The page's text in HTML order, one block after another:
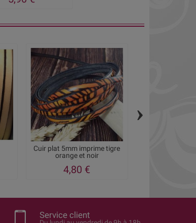
Cuir plat 5mm imprime tigre
orange et noir
4,80 €
›
Service client